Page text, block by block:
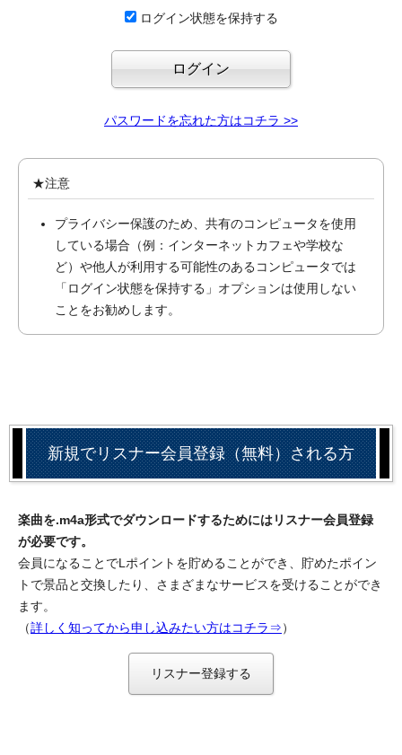
ログイン状態を保持する
パスワードを忘れた方はコチラ >>
★注意
プライバシー保護のため、共有のコンピュータを使用
している場合（例：インターネットカフェや学校な
ど）や他人が利用する可能性のあるコンピュータでは
「ログイン状態を保持する」オプションは使用しない
ことをお勧めします。
新規でリスナー会員登録（無料）される方
楽曲を.m4a形式でダウンロードするためにはリスナー会員登録
が必要です。
会員になることでLポイントを貯めることができ、貯めたポイン
トで景品と交換したり、さまざまなサービスを受けることができ
ます。
（詳しく知ってから申し込みたい方はコチラ⇒）
リスナー登録する